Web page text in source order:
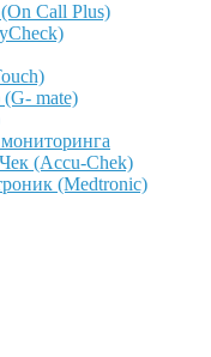
Call Plus)
mate)
(Accu-Chek)
(Medtronic)